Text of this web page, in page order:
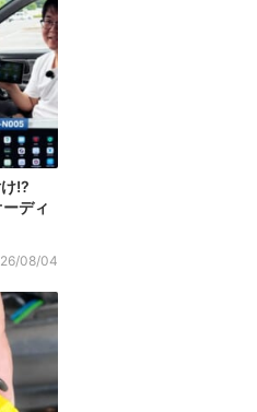
!?
ディ
08/04